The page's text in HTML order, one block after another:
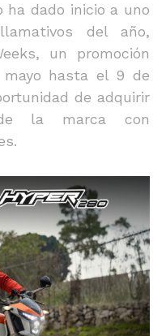
ha dado inicio a uno
del año,
un promoción
hasta el 9 de
de adquirir
la marca con